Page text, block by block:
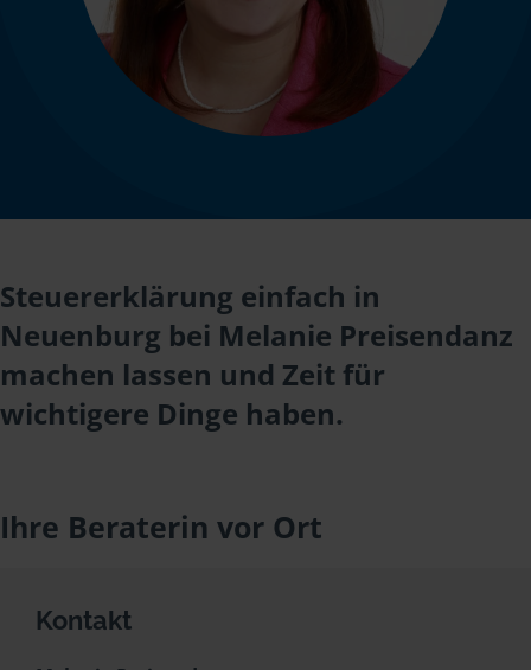
Steuererklärung einfach in
Neuenburg bei Melanie Preisendanz
machen lassen und Zeit für
wichtigere Dinge haben.
Ihre Beraterin vor Ort
Kontakt